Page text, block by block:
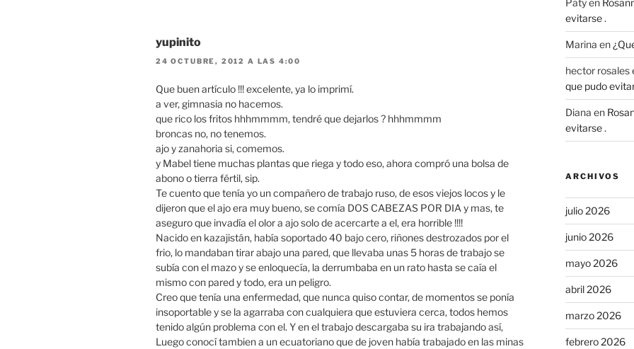
yupinito
24 OCTUBRE, 2012 A LAS 4:00
Que buen artículo !!! excelente, ya lo imprimí.
a ver, gimnasia no hacemos.
que rico los fritos hhhmmmm, tendré que dejarlos ? hhhmmmm
broncas no, no tenemos.
ajo y zanahoria si, comemos.
y Mabel tiene muchas plantas que riega y todo eso, ahora compró una bolsa de
abono o tierra fértil, sip.
Te cuento que tenía yo un compañero de trabajo ruso, de esos viejos locos y le
dijeron que el ajo era muy bueno, se comía DOS CABEZAS POR DIA y mas, te
aseguro que invadía el olor a ajo solo de acercarte a el, era horrible !!!!
Nacido en kazajistán, había soportado 40 bajo cero, riñones destrozados por el
frio, lo mandaban tirar abajo una pared, que llevaba unas 5 horas de trabajo se
subía con el mazo y se enloquecía, la derrumbaba en un rato hasta se caía el
mismo con pared y todo, era un peligro.
Creo que tenía una enfermedad, que nunca quiso contar, de momentos se ponía
insoportable y se la agarraba con cualquiera que estuviera cerca, todos hemos
tenido algún problema con el. Y en el trabajo descargaba su ira trabajando así,
Luego conocí tambien a un ecuatoriano que de joven había trabajado en las minas
Patyen
evitarse .
Marina en
hector rosales
que pudo
Diana en
evitarse .
ARCHIVOS
julio 2026
junio 2026
mayo 2026
abril 2026
marzo 2026
febrero 2026